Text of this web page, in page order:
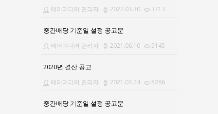
에어미디어 관리자 2022.03.30 3713
중간배당 기준일 설정 공고문
에어미디어 관리자 2021.06.10 5145
2020년 결산 공고
에어미디어 관리자 2021.03.24 5286
중간배당 기준일 설정 공고문